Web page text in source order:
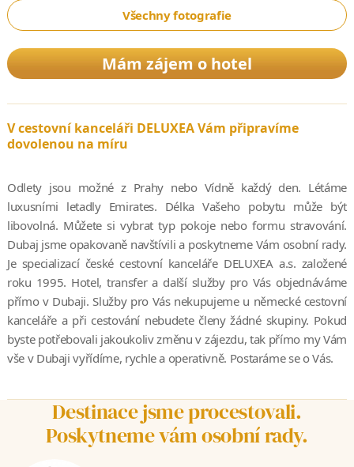
Všechny fotografie
Mám zájem o hotel
V cestovní kanceláři DELUXEA Vám připravíme
dovolenou na míru
Odlety jsou možné z Prahy nebo Vídně každý den. Létáme
luxusními letadly Emirates. Délka Vašeho pobytu může být
libovolná. Můžete si vybrat typ pokoje nebo formu stravování.
Dubaj jsme opakovaně navštívili a poskytneme Vám osobní rady.
Je specializací české cestovní kanceláře DELUXEA a.s. založené
roku 1995. Hotel, transfer a další služby pro Vás objednáváme
přímo v Dubaji. Služby pro Vás nekupujeme u německé cestovní
kanceláře a při cestování nebudete členy žádné skupiny. Pokud
byste potřebovali jakoukoliv změnu v zájezdu, tak přímo my Vám
vše v Dubaji vyřídíme, rychle a operativně. Postaráme se o Vás.
Destinace jsme procestovali.
Poskytneme vám osobní rady.